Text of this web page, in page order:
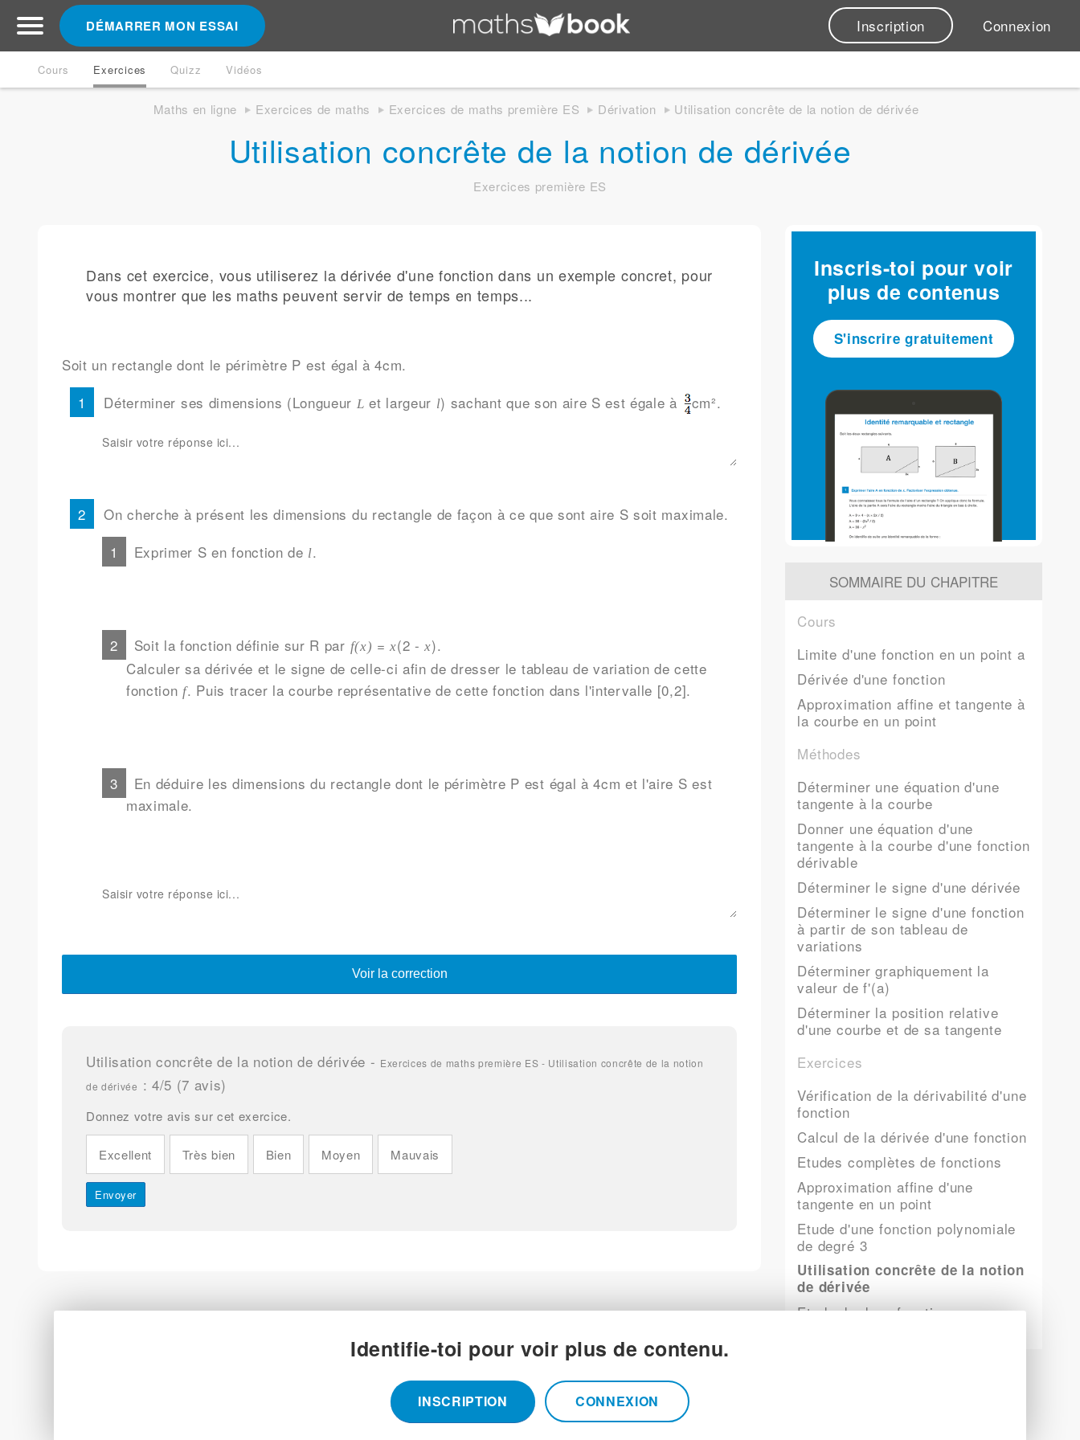
DÉMARRER MON ESSAI Inscription Connexion
Cours Exercices Quizz Vidéos
Maths en ligne Exercices de maths Exercices de maths première ES Dérivation Utilisation concrête de la notion de dérivée
Utilisation concrête de la notion de dérivée
Exercices première ES
Inscris-toi pour voir
plus de contenus
S'inscrire gratuitement
SOMMAIRE DU CHAPITRE
Cours
Limite d'une fonction en un point a
Dérivée d'une fonction
Approximation affine et tangente à
la courbe en un point
Méthodes
Déterminer une équation d'une
tangente à la courbe
Donner une équation d'une
tangente à la courbe d'une fonction
dérivable
Déterminer le signe d'une dérivée
Déterminer le signe d'une fonction
à partir de son tableau de
variations
Déterminer graphiquement la
valeur de f'(a)
Déterminer la position relative
d'une courbe et de sa tangente
Exercices
Vérification de la dérivabilité d'une
fonction
Calcul de la dérivée d'une fonction
Etudes complètes de fonctions
Approximation affine d'une
tangente en un point
Etude d'une fonction polynomiale
de degré 3
Utilisation concrête de la notion
de dérivée
Etude de deux fonctions
Dans cet exercice, vous utiliserez la dérivée d'une fonction dans un exemple concret, pour
vous montrer que les maths peuvent servir de temps en temps...
Soit un rectangle dont le périmètre P est égal à 4cm.
Déterminer ses dimensions (Longueur L et largeur l) sachant que son aire S est égale à cm².
On cherche à présent les dimensions du rectangle de façon à ce que sont aire S soit maximale.
Exprimer S en fonction de l.
Soit la fonction définie sur R par f(x) =x(2 -x).
Calculer sa dérivée et le signe de celle-ci afin de dresser le tableau de variation de cette
fonction f. Puis tracer la courbe représentative de cette fonction dans l'intervalle [0,2].
En déduire les dimensions du rectangle dont le périmètre P est égal à 4cm et l'aire S est
maximale.
Voir la correction
Utilisation concrête de la notion de dérivée - Exercices de maths première ES - Utilisation concrête de la notion
de dérivée : 4/5 (7 avis)
Donnez votre avis sur cet exercice.
Excellent Très bien Bien Moyen Mauvais
Identifie-toi pour voir plus de contenu.
INSCRIPTION CONNEXION